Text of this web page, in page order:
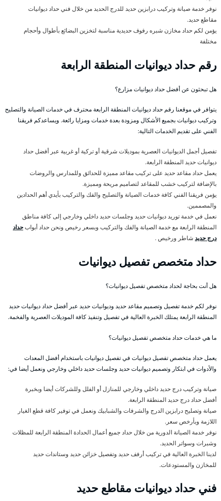
نوفر خدمة صيانة وتركيب درابزين حديد للدرج الحديد من خلال فني حداد ديوانيات
مقاطع حديد.
يؤمن لكم حداد مخازن شبره رفوف حديدية مناسبة لتخزين البضائع بأطوال وأحجام
مختلفة
رقم حداد ديوانيات المنطقة الرابعة
هل تبحثون عن أفضل حداد ديوانيات مزارع؟
يتوافر في موقعنا رقم حداد ديوانيات المنطقة الرابعة محترف في خدمات الصيانة والتصليح
وتركيب ديوانيات بجميع الأشكال ومزودة بعدة خدمات ومزايا رائعة. ويساعدكم فريقنا
الفني على تقديم الخدمات التالية:
تفصيل أجمل الديوانيات العصرية بموديلات شرقية أو تركية أو غربية عبر أفضل حداد
ديوانيات حديد المنطقة الرابعة.
يعمل حداد مقاعد حديد على تركيب مقاعد مميزة للحدائق وللمدارس والروضات
بالإضافة لتركيب خشب للمقاعد لتصاميم مريحة ومميزة.
يؤمن فريقنا الفني كافة خدمات الصيانة والتصليح والفك والتركيب بأيدي أهم الحدادين
والمصممين.
نعمل في خدمة توريد ديوانيات حديد وجلسات حديد داخلي وخارجي إلى كافة مناطق
المنطقة الرابعة مع خدمة الصيانة والفك والتركيب وبسعر رخيص ونحن حداد أبوابحداد
درج حديد شاطر ورخيص .
حداد متخصص تفصيل ديوانيات
هل أنت بحاجة لحداد متخصص تفصيل ديوانيات؟
نوفر لكم خدمة تفصيل وتصميم مقاعد حديد وديوانيات حديد عبر أفضل حداد ديوانيات حديد
المنطقة الرابعة يمتلك الخبرة العالية في تفصيل وتنفيذ كافة الموديلات العصرية والفخمة.
ما هي خدمات حداد متخصص تفصيل ديوانيات؟
يعمل حداد متخصص تفصيل ديوانيات في تفصيل ديوانيات باستخدام أفضل المعدات
والأدوات في ابتكار وتصميم ديوانيات حديد وجلسات حديد داخلي وخارجي ونعمل أيضا في:
صيانة وتركيب درج حديد داخلي وخارجي للمنازل أو الفلل وللشركات أيضا وبخبرة
أفضل حداد درج حديد المنطقة الرابعة.
صيانة وتصليح درابزين الدرج والشرفات والشبابيك ونعمل في توفير كافة قطع الغيار
اللازمة وبأرخص سعر.
نوفر خدمة الصيانة الدورية من خلال حداد جميع أعمال الحدادة المنطقة الرابعة للمظلات
وشبرات وسواتر الحديد.
لدينا الخبرة العالية في تركيب أرفف حديد وتفصيل خزائن حديد وستاندات حديد
للمخازن والمستودعات.
فني حداد ديوانيات مقاطع حديد